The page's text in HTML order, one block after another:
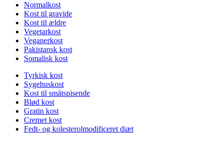
Normalkost
Kost til gravide
Kost til ældre
Vegetarkost
Veganerkost
Pakistansk kost
Somalisk kost
Tyrkisk kost
Sygehuskost
Kost til småtspisende
Blød kost
Gratin kost
Cremet kost
Fedt- og kolesterolmodificeret diæt